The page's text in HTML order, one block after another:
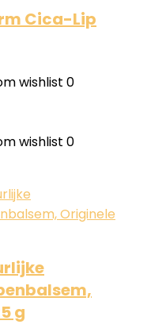
Cica-Lip
wishlist 0
wishlist 0
g